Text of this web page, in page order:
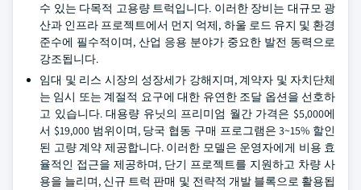
수 있는 다목적 고용량 트럭입니다. 이러한 장비는 대규모 광
산과 인프라 프로젝트에서 먼지 억제, 하울 로드 유지 및 환경
준수에 필수적이며, 산업 응용 분야가 중요한 발전 동력으로
강조됩니다.
임대 및 리스 시장의 성장세가 강해지며, 계약자 및 자치단체
는 임시 또는 계절적 요구에 대한 유연한 조달 옵션을 선호하
고 있습니다. 대용량 유닛의 프리미엄 월간 가격은 $5,000에
서 $19,000 범위이며, 당국 협동 구매 프로그램은 3~15% 할인
된 고량 계약 제공합니다. 이러한 모델은 운영자에게 비용 효
율적인 접근을 제공하며, 단기 프로젝트를 지원하고 차량 사
용을 늘리며, 신규 트럭 판매 및 전략적 개발 블록으로 활용됩